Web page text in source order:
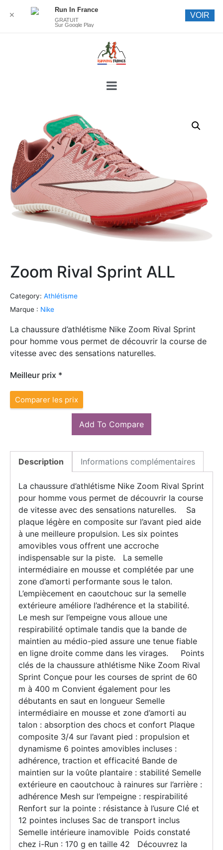
Zoom Rival Sprint ALL
Category: Athlétisme
Marque : Nike
La chaussure d’athlétisme Nike Zoom Rival Sprint
pour homme vous permet de découvrir la course de
vitesse avec des sensations naturelles.
Meilleur prix *
Comparer les prix
Add To Compare
Description Informations complémentaires
La chaussure d’athlétisme Nike Zoom Rival Sprint
pour homme vous permet de découvrir la course
de vitesse avec des sensations naturelles. Sa
plaque légère en composite sur l’avant pied aide
à une meilleure propulsion. Les six pointes
amovibles vous offrent une accroche
indispensable sur la piste. La semelle
intermédiaire en mousse et complétée par une
zone d’amorti performante sous le talon.
L’empiècement en caoutchouc sur la semelle
extérieure améliore l’adhérence et la stabilité.
Le mesh sur l’empeigne vous alloue une
respirabilité optimale tandis que la bande de
maintien au médio-pied assure une tenue fiable
en ligne droite comme dans les virages. Points
clés de la chaussure athlétisme Nike Zoom Rival
Sprint Conçue pour les courses de sprint de 60
m à 400 m Convient également pour les
débutants en saut en longueur Semelle
intermédiaire en mousse et zone d’amorti au
talon : absorption des chocs et confort Plaque
composite 3/4 sur l’avant pied : propulsion et
dynamisme 6 pointes amovibles incluses :
adhérence, traction et efficacité Bande de
maintien sur la voûte plantaire : stabilité Semelle
extérieure en caoutchouc à rainures sur l’arrière :
adhérence Mesh sur l’empeigne : respirabilité
Renfort sur la pointe : résistance à l’usure Clé et
12 pointes incluses Sac de transport inclus
Semelle intérieure inamovible Poids constaté
chez i-Run : 170 g en taille 42 Découvrez la
✕
Run In France
GRATUIT
Sur Google Play
VOIR